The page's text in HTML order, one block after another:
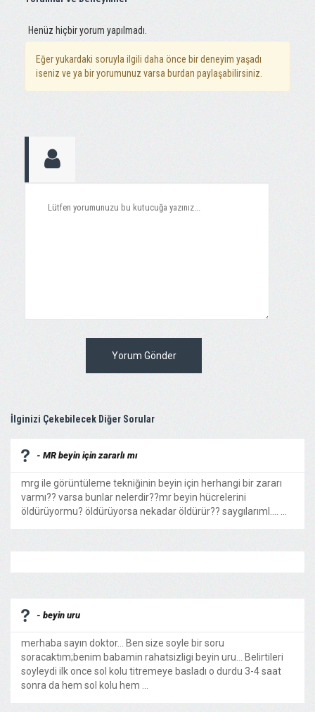
Henüz hiçbir yorum yapılmadı.
Eğer yukardaki soruyla ilgili daha önce bir deneyim yaşadı
iseniz ve ya bir yorumunuz varsa burdan paylaşabilirsiniz.
Yorum Gönder
İlginizi Çekebilecek Diğer Sorular
- MR beyin için zararlı mı
mrg ile görüntüleme tekniğinin beyin için herhangi bir zararı
varmı?? varsa bunlar nelerdir??mr beyin hücrelerini
öldürüyormu? öldürüyorsa nekadar öldürür?? saygılarıml.... ...
- beyin uru
merhaba sayın doktor... Ben size soyle bir soru
soracaktım;benim babamin rahatsizligi beyin uru... Belirtileri
soyleydi ilk once sol kolu titremeye basladı o durdu 3-4 saat
sonra da hem sol kolu hem ...